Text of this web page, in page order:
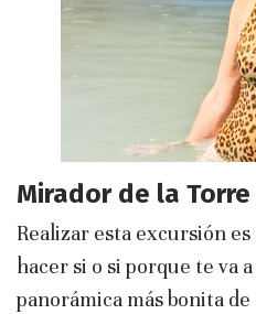
Mirador de la
Realizar esta excursión
hacer si o si porque te va
panorámica más bonita